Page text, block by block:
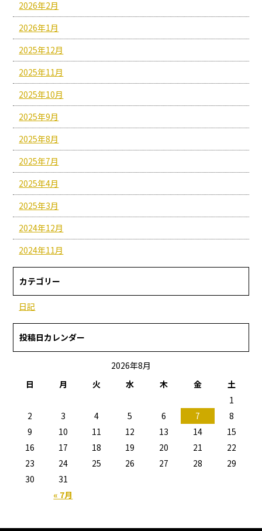
2026年2月
2026年1月
2025年12月
2025年11月
2025年10月
2025年9月
2025年8月
2025年7月
2025年4月
2025年3月
2024年12月
2024年11月
カテゴリー
日記
投稿日カレンダー
2026年8月
日
月 火 水 木 金 土
« 7月
1
2
3 4 5 6 7
8
9
10 11 12 13 14
15
16
17 18 19 20 21
22
23
24 25 26 27 28
29
30
31